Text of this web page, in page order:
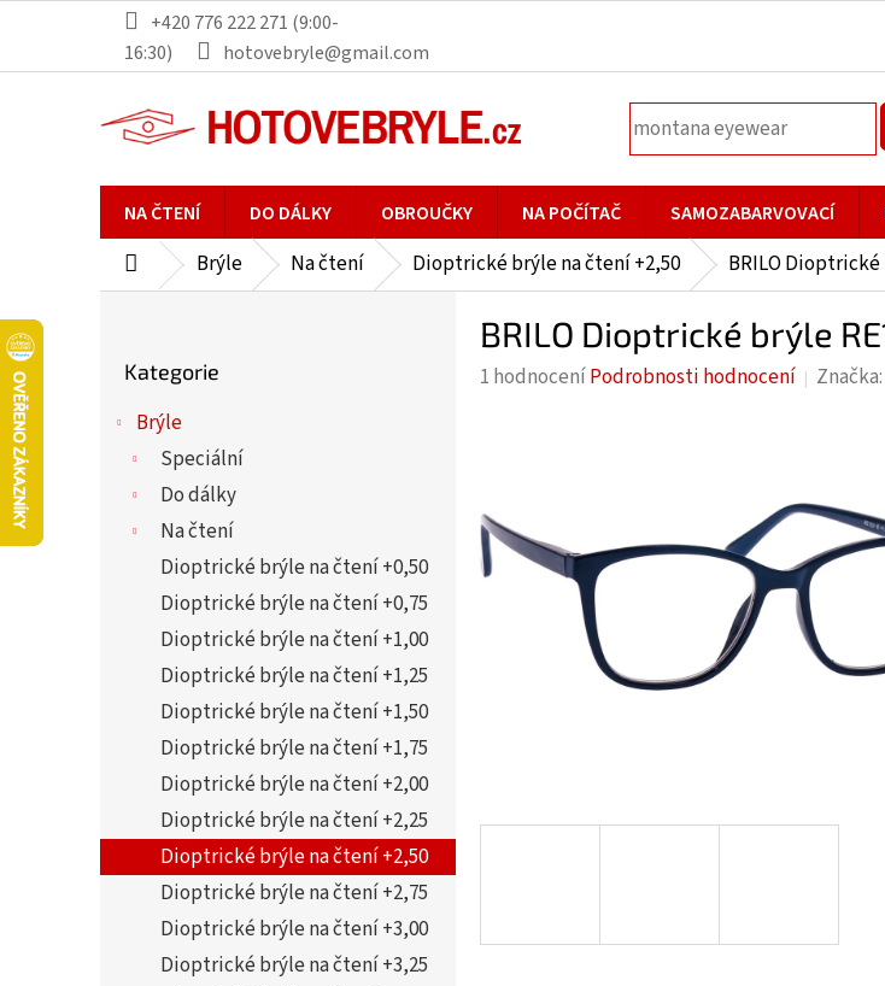
obsah
+420 776 222 271 (9:00-
16:30)
hotovebryle@gmail.com
NA ČTENÍ DO DÁLKY OBROUČKY NA POČÍTAČ SAMOZABARVOVACÍ
DomůBrýle Na čtení Dioptrické brýle na čtení +2,50 BRILO Dioptrické
kategorie
Kategorie
Brýle
Speciální
Do dálky
Na čtení
Dioptrické brýle na čtení +0,50
Dioptrické brýle na čtení +0,75
Dioptrické brýle na čtení +1,00
Dioptrické brýle na čtení +1,25
Dioptrické brýle na čtení +1,50
Dioptrické brýle na čtení +1,75
Dioptrické brýle na čtení +2,00
Dioptrické brýle na čtení +2,25
Dioptrické brýle na čtení +2,50
Dioptrické brýle na čtení +2,75
Dioptrické brýle na čtení +3,00
Dioptrické brýle na čtení +3,25
BRILO Dioptrické brýle
Průměrné
z
5
hvězdiček.
1 hodnoceníPodrobnosti hodnocení Značka: